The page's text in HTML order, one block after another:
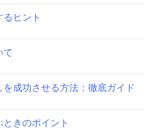
ヒント
て
成功させる方法：徹底ガイド
きのポイント